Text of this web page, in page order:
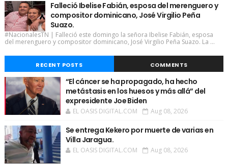
Falleció Ibelise Fabián, esposa del merenguero y
compositor dominicano, José Virgilio Peña
Suazo.
#NacionalesTN | Falleció este domingo la señora Ibelise Fabián, esposa
del merenguero y compositor dominicano, José Virgilio Peña Suazo. La ...
RECENT POSTS COMMENTS
“El cáncer se ha propagado, ha hecho
metástasis en los huesos y más allá” del
expresidente Joe Biden
EL OASIS DIGITAL.COM Aug 08, 2026
Se entrega Kekero por muerte de varias en
Villa Jaragua.
EL OASIS DIGITAL.COM Aug 08, 2026